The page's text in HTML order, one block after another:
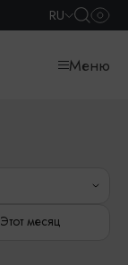
RU
Меню
Этот месяц